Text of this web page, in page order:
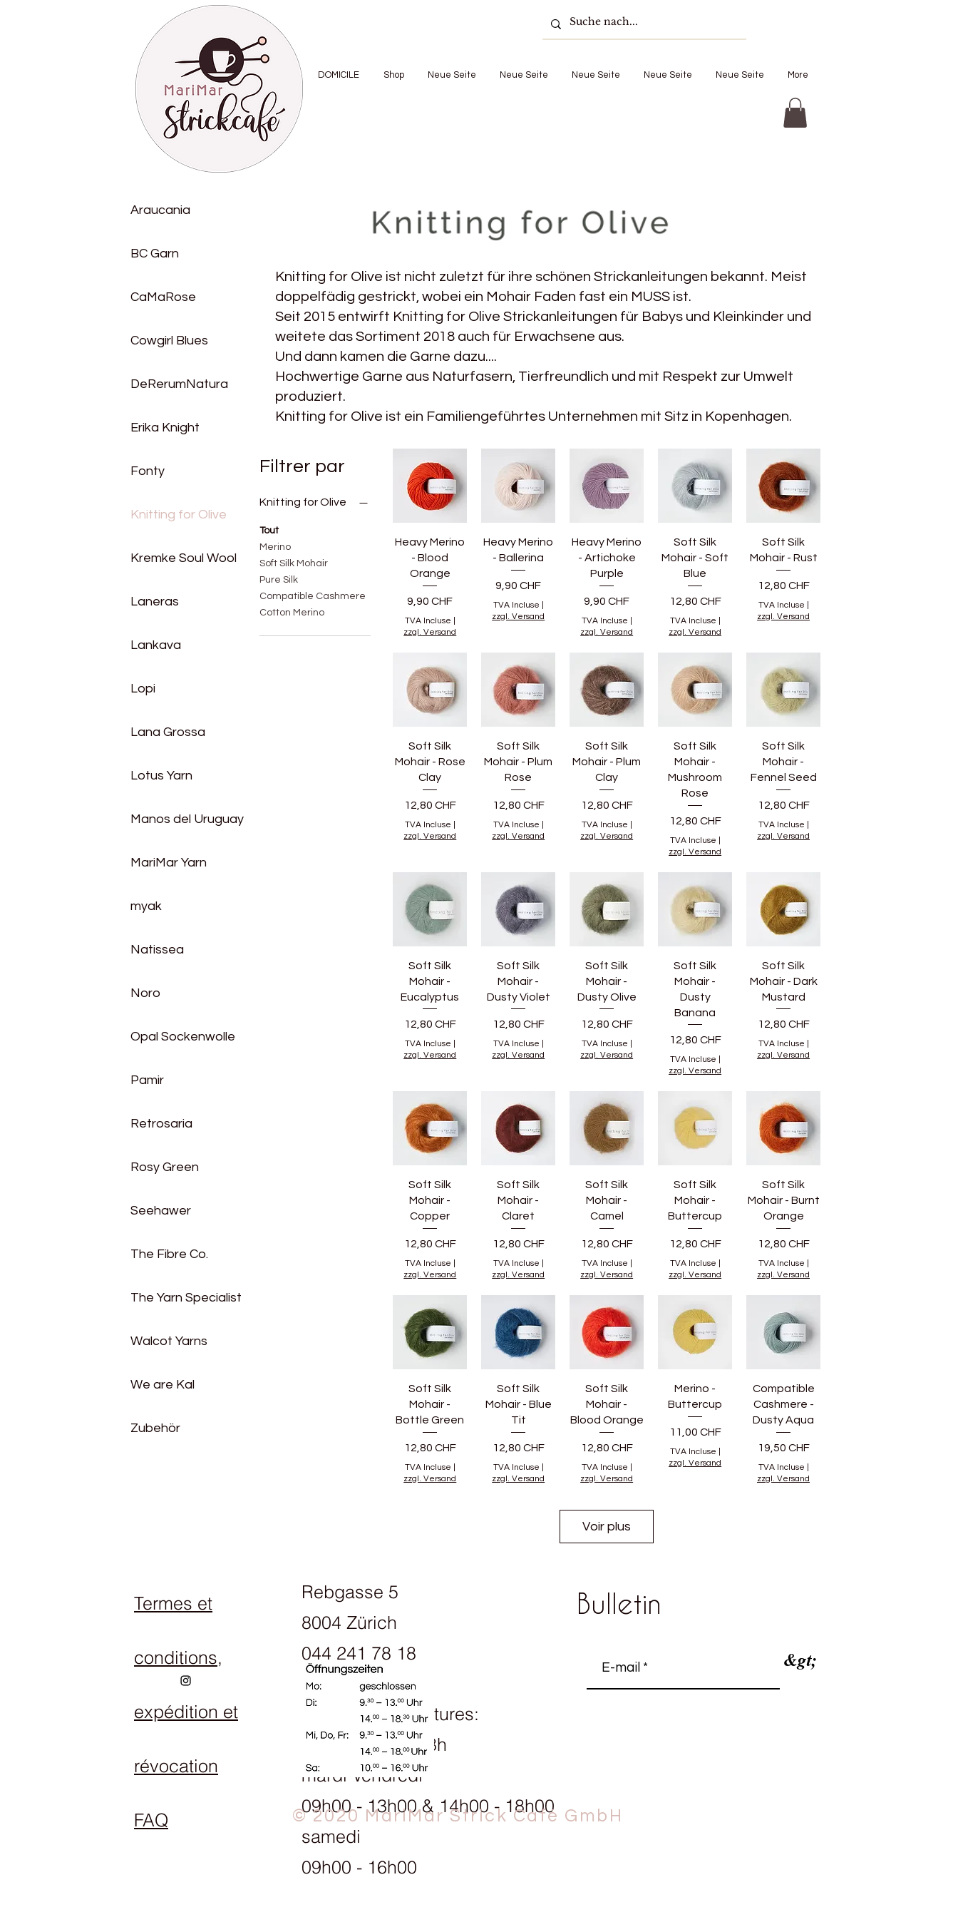
DOMICILE Shop Neue Seite Neue Seite Neue Seite Neue Seite Neue Seite More
Araucania
BC Garn
CaMaRose
Cowgirl Blues
DeRerumNatura
Erika Knight
Fonty
Knitting for Olive
Kremke Soul Wool
Laneras
Lankava
Lopi
Lana Grossa
Lotus Yarn
Manos del Uruguay
MariMar Yarn
myak
Natissea
Noro
Opal Sockenwolle
Pamir
Retrosaria
Rosy Green
Seehawer
The Fibre Co.
The Yarn Specialist
Walcot Yarns
We are Kal
Zubehör
Knitting for Olive ist nicht zuletzt für ihre schönen Strickanleitungen bekannt. Meist
doppelfädig gestrickt, wobei ein Mohair Faden fast ein MUSS ist.
Seit 2015 entwirft Knitting for Olive Strickanleitungen für Babys und Kleinkinder und
weitete das Sortiment 2018 auch für Erwachsene aus.
Und dann kamen die Garne dazu....
Hochwertige Garne aus Naturfasern, Tierfreundlich und mit Respekt zur Umwelt
produziert.
Knitting for Olive ist ein Familiengeführtes Unternehmen mit Sitz in Kopenhagen.
Filtrer par
Knitting for Olive
Tout
Merino
Soft Silk Mohair
Pure Silk
Compatible Cashmere
Cotton Merino
Heavy Merino
- Blood
Orange
Prix
9,90 CHF
TVA Incluse
zzgl. Versand
Heavy Merino
- Ballerina
Prix
9,90 CHF
TVA Incluse
zzgl. Versand
Heavy Merino
- Artichoke
Purple
Prix
9,90 CHF
TVA Incluse
zzgl. Versand
Soft Silk
Mohair - Soft
Blue
Prix
12,80 CHF
TVA Incluse
zzgl. Versand
Soft Silk
Mohair - Rust
Prix
12,80 CHF
TVA Incluse
zzgl. Versand
Soft Silk
Mohair - Rose
Clay
Prix
12,80 CHF
TVA Incluse
zzgl. Versand
Soft Silk
Mohair - Plum
Rose
Prix
12,80 CHF
TVA Incluse
zzgl. Versand
Soft Silk
Mohair - Plum
Clay
Prix
12,80 CHF
TVA Incluse
zzgl. Versand
Soft Silk
Mohair -
Mushroom
Rose
Prix
12,80 CHF
TVA Incluse
zzgl. Versand
Soft Silk
Mohair -
Fennel Seed
Prix
12,80 CHF
TVA Incluse
zzgl. Versand
Soft Silk
Mohair -
Eucalyptus
Prix
12,80 CHF
TVA Incluse
zzgl. Versand
Soft Silk
Mohair -
Dusty Violet
Prix
12,80 CHF
TVA Incluse
zzgl. Versand
Soft Silk
Mohair -
Dusty Olive
Prix
12,80 CHF
TVA Incluse
zzgl. Versand
Soft Silk
Mohair -
Dusty
Banana
Prix
12,80 CHF
TVA Incluse
zzgl. Versand
Soft Silk
Mohair - Dark
Mustard
Prix
12,80 CHF
TVA Incluse
zzgl. Versand
Soft Silk
Mohair -
Copper
Prix
12,80 CHF
TVA Incluse
zzgl. Versand
Soft Silk
Mohair -
Claret
Prix
12,80 CHF
TVA Incluse
zzgl. Versand
Soft Silk
Mohair -
Camel
Prix
12,80 CHF
TVA Incluse
zzgl. Versand
Soft Silk
Mohair -
Buttercup
Prix
12,80 CHF
TVA Incluse
zzgl. Versand
Soft Silk
Mohair - Burnt
Orange
Prix
12,80 CHF
TVA Incluse
zzgl. Versand
Soft Silk
Mohair -
Bottle Green
Prix
12,80 CHF
TVA Incluse
zzgl. Versand
Soft Silk
Mohair - Blue
Tit
Prix
12,80 CHF
TVA Incluse
zzgl. Versand
Soft Silk
Mohair -
Blood Orange
Prix
12,80 CHF
TVA Incluse
zzgl. Versand
Merino -
Buttercup
Prix
11,00 CHF
TVA Incluse
zzgl. Versand
Compatible
Cashmere -
Dusty Aqua
Prix
19,50 CHF
TVA Incluse
zzgl. Versand
Voir plus
Termes et
conditions,
expédition et
révocation
FAQ
Rebgasse 5
8004 Zürich
044 241 78 18
Horaires d'ouvertures:
Lundi 13h30 - 18h
mardi Vendredi
09h00 - 13h00 & 14h00 - 18h00
samedi
09h00 - 16h00
Bulletin
&gt;
© 2020 MariMar Strick Café GmbH